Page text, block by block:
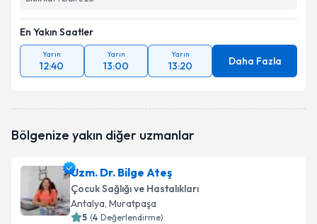
En Yakın Saatler
Yarın
12:40
Yarın
13:00
Yarın
13:20 Daha Fazla
Bölgenize yakın diğer uzmanlar
Uzm. Dr. Bilge Ateş
Çocuk Sağlığı ve Hastalıkları
Antalya, Muratpaşa
5 (4 Değerlendirme)